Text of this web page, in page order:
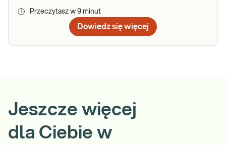
Przeczytasz w 9 minut
Dowiedz się więcej
Jeszcze więcej
dla Ciebie w